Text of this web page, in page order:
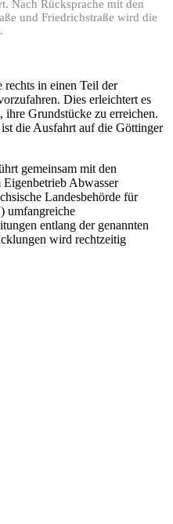
Nach Rücksprache mit den
und Friedrichstraße wird die
rechts in einen Teil der
Dies erleichtert es
Grundstücke zu erreichen.
die Ausfahrt auf die Göttinger
gemeinsam mit den
Abwasser
Landesbehörde für
umfangreiche
entlang der genannten
wird rechtzeitig